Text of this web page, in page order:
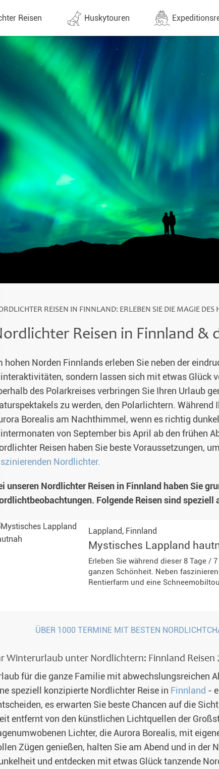
Reisen
2026-2027
2027
Huskytouren
Alle Termine (646)
Direktflüge
Günstige 1 Stoppflüge
Lappland & Skandinavien
Finnland
Schweden
Norwegen
Yukon
Alaska
Singlereisen
Huskytouren mit Kindern
Wildnistouren von Hütte zu Hütte
Deutschsprachige Guides
Gruppenreisen mit Hundeschlitten
Kleidungsempfehlung
Fragen und Antworten
Alle Expeditionen (380)
Expeditionensreisen
Antarktis Reisen
Arktis Reisen
Planung & Infos
REISEN IN FINNLAND: ERLEBEN SIE DIE MAGIE DES
Reisen in Finnland &
hohen Norden Finnlands erleben Sie neben der
sondern lassen sich mit etwas Glück
des Polarkreises verbringen Sie Ihren Urlaub
zu werden, den Polarlichtern.
Borealis am Nachthimmel, wenn es richtig
von September bis April ab den frühen
Reisen haben Sie beste Voraussetzungen,
Nordlichter.
unseren Nordlichter Reisen in Finnland haben Sie
Folgende Reisen sind
Lappland, Finnland
Mystisches Lappland
Erleben Sie während dieser 8 Tage /
ganzen Schönheit. Neben
Rentierfarm und eine
ÜBER 1000 TERMINE MIT BESTEN
Winterurlaub unter Nordlichtern: Finnland Reisen
für die ganze Familie mit abwechslungsreichen
speziell konzipierte Nordlichter Reise in Finnland -
es erwarten Sie beste Chancen auf die
entfernt von den künstlichen Lichtquellen der
Lichter, die Aurora Borealis, mit
Zügen genießen, halten Sie am Abend und in der
und entdecken mit etwas Glück tanzende